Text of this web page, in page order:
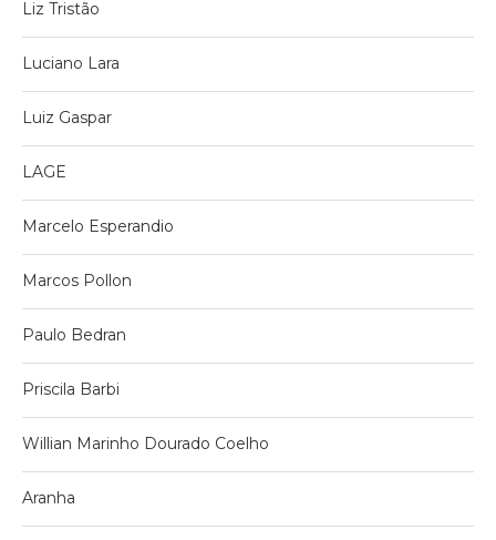
Liz Tristão
Luciano Lara
Luiz Gaspar
LAGE
Marcelo Esperandio
Marcos Pollon
Paulo Bedran
Priscila Barbi
Willian Marinho Dourado Coelho
Aranha